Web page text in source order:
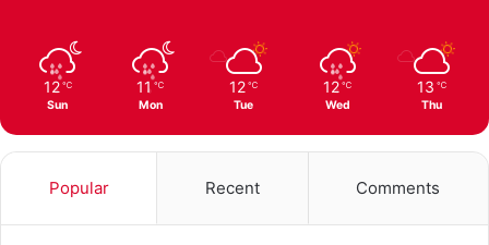
12 ℃
Sun
11 ℃
Mon
12 ℃
Tue
12 ℃
Wed
13 ℃
Thu
Popular Recent Comments